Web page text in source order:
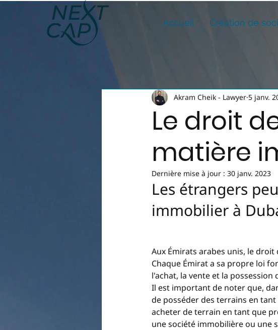
Accueil Création de
Le droit
matière
Akram Cheik - Lawyer 5 janv.
Dernière mise à jour : 30 janv. 2023
Les étrangers
immobilier à
Aux Émirats arabes unis, le
Chaque Émirat a sa propre loi
l'achat, la vente et la possession
Il est important de noter que,
de posséder des terrains en
acheter de terrain en tant que
une société immobilière ou une